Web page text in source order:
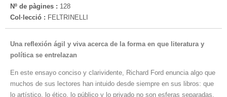
Nº de pàgines : 128
Col·lecció : FELTRINELLI
Una reflexión ágil y viva acerca de la forma en que literatura y
política se entrelazan
En este ensayo conciso y clarividente, Richard Ford enuncia algo que
muchos de sus lectores han intuido desde siempre en sus libros: que
lo artístico, lo ético, lo público y lo privado no son esferas separadas,